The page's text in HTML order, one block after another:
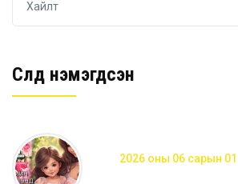
Сүүлд нэмэгдсэн
2026 оны 06 сарын 01